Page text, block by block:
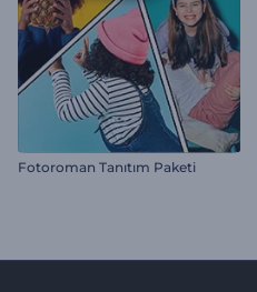
Fotoroman Tanıtım Paketi